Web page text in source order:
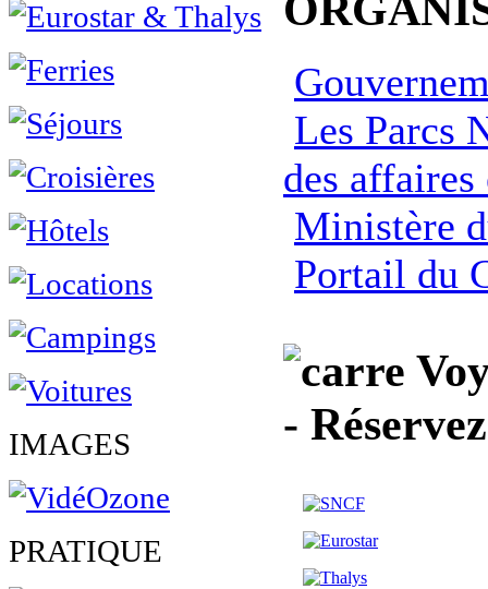
IMAGES
PRATIQUE
Les Parcs
des
Ministère
Portail du
-